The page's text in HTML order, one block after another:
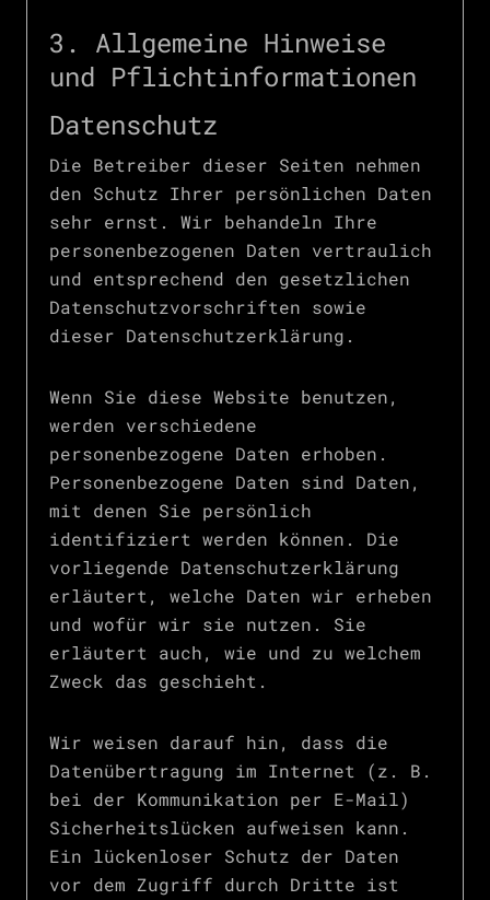
3. Allgemeine Hinweise
und Pflicht­informationen
Datenschutz
Die Betreiber dieser Seiten nehmen
den Schutz Ihrer persönlichen Daten
sehr ernst. Wir behandeln Ihre
personenbezogenen Daten vertraulich
und entsprechend den gesetzlichen
Datenschutzvorschriften sowie
dieser Datenschutzerklärung.
Wenn Sie diese Website benutzen,
werden verschiedene
personenbezogene Daten erhoben.
Personenbezogene Daten sind Daten,
mit denen Sie persönlich
identifiziert werden können. Die
vorliegende Datenschutzerklärung
erläutert, welche Daten wir erheben
und wofür wir sie nutzen. Sie
erläutert auch, wie und zu welchem
Zweck das geschieht.
Wir weisen darauf hin, dass die
Datenübertragung im Internet (z. B.
bei der Kommunikation per E-Mail)
Sicherheitslücken aufweisen kann.
Ein lückenloser Schutz der Daten
vor dem Zugriff durch Dritte ist